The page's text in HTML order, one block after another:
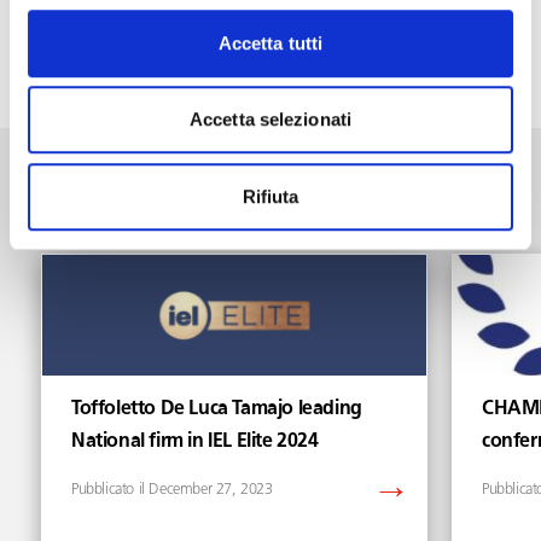
Accetta tutti
Accetta selezionati
Rifiuta
Toffoletto De Luca Tamajo leading
National firm in IEL Elite 2024
December 27, 2023